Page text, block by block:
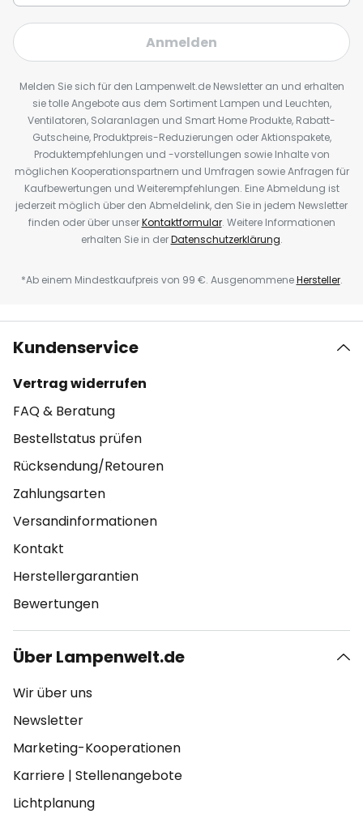
Anmelden
Melden Sie sich für den Lampenwelt.de Newsletter an und erhalten
sie tolle Angebote aus dem Sortiment Lampen und Leuchten,
Ventilatoren, Solaranlagen und Smart Home Produkte, Rabatt-
Gutscheine, Produktpreis-Reduzierungen oder Aktionspakete,
Produktempfehlungen und -vorstellungen sowie Inhalte von
möglichen Kooperationspartnern und Umfragen sowie Anfragen für
Kaufbewertungen und Weiterempfehlungen. Eine Abmeldung ist
jederzeit möglich über den Abmeldelink, den Sie in jedem Newsletter
finden oder über unserKontaktformular. Weitere Informationen
erhalten Sie in derDatenschutzerklärung.
*Ab einem Mindestkaufpreis von 99 €. AusgenommeneHersteller.
Kundenservice
Vertrag widerrufen
FAQ & Beratung
Bestellstatus prüfen
Rücksendung/Retouren
Zahlungsarten
Versandinformationen
Kontakt
Herstellergarantien
Bewertungen
Über Lampenwelt.de
Wir über uns
Newsletter
Marketing-Kooperationen
Karriere | Stellenangebote
Lichtplanung